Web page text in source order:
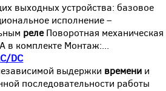
выходных устройства: базовое
исполнение –
релеПоворотная механическая
комплекте Монтаж:...
DC
выдержки времени и
последовательности работы